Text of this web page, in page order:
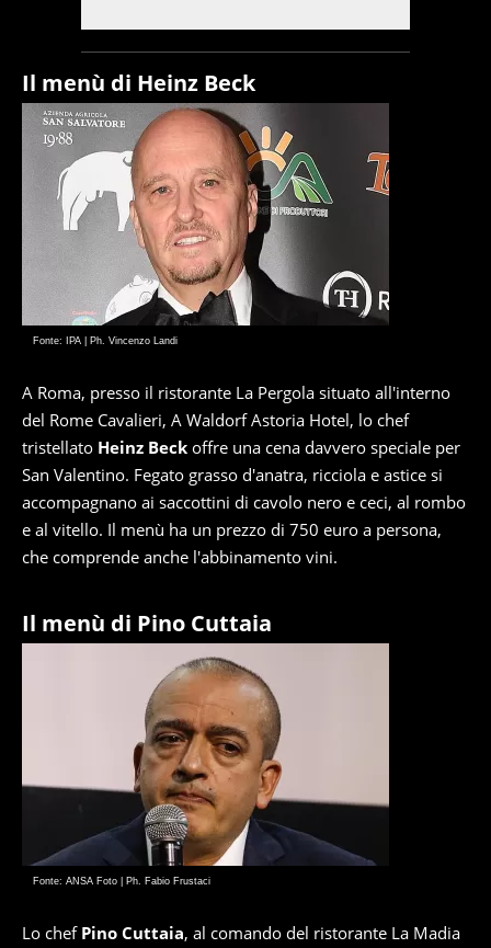
Il menù di Heinz Beck
Fonte: IPA | Ph. Vincenzo Landi
A Roma, presso il ristorante La Pergola situato all'interno
del Rome Cavalieri, A Waldorf Astoria Hotel, lo chef
tristellato Heinz Beck offre una cena davvero speciale per
San Valentino. Fegato grasso d'anatra, ricciola e astice si
accompagnano ai saccottini di cavolo nero e ceci, al rombo
e al vitello. Il menù ha un prezzo di 750 euro a persona,
che comprende anche l'abbinamento vini.
Il menù di Pino Cuttaia
Fonte: ANSA Foto | Ph. Fabio Frustaci
Lo chef Pino Cuttaia, al comando del ristorante La Madia